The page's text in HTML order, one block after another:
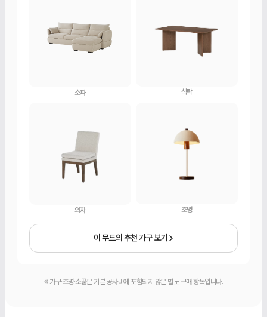
소파 식탁
의자 조명
이 무드의 추천 가구 보기
※ 가구·조명·소품은 기본 공사비에 포함되지 않은 별도 구매 항목입니다.